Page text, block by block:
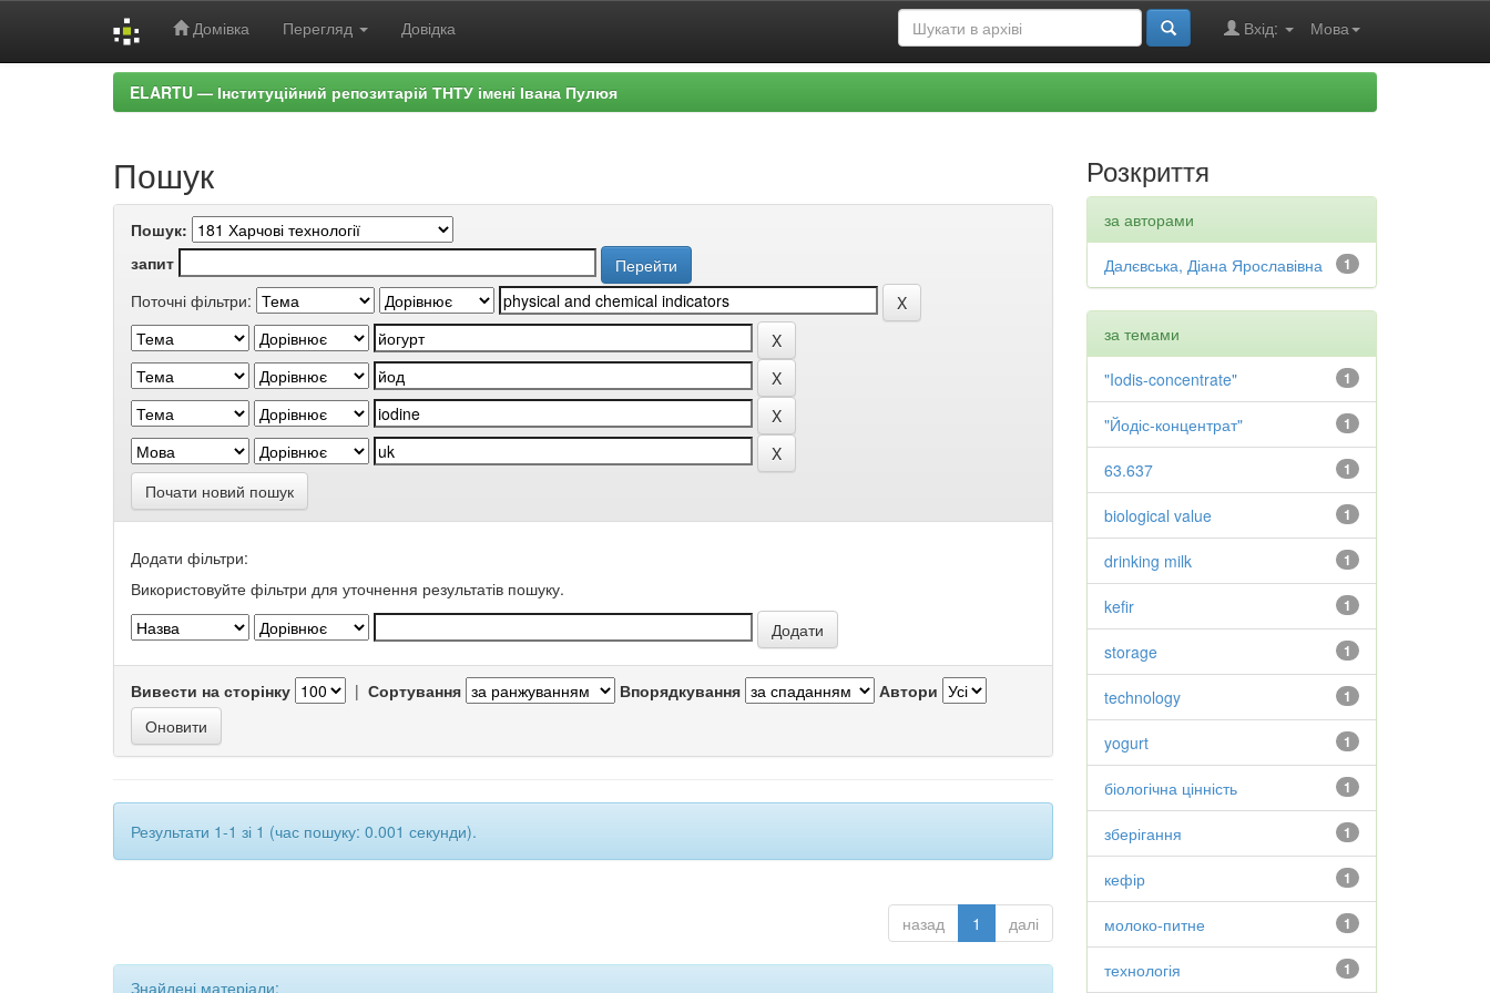
Домівка Перегляд Довідка Мова
Вхід:
ELARTU — Інституційний репозитарій ТНТУ імені Івана Пулюя
Пошук
Пошук:
запит
Поточні фільтри:
Почати новий пошук
Додати фільтри:
Використовуйте фільтри для уточнення результатів пошуку.
Вивести на сторінку | Сортування Впорядкування Автори
Результати 1-1 зі 1 (час пошуку: 0.001 секунди).
назад 1 далі
Знайдені матеріали:
Розкриття
за авторами
1
Далєвська, Діана Ярославівна
за темами
1
"Iodis-concentrate"
1
"Йодіс-концентрат"
1
63.637
1
biological value
1
drinking milk
1
kefir
1
storage
1
technology
1
yogurt
1
біологічна цінність
1
зберігання
1
кефір
1
молоко-питне
1
технологія